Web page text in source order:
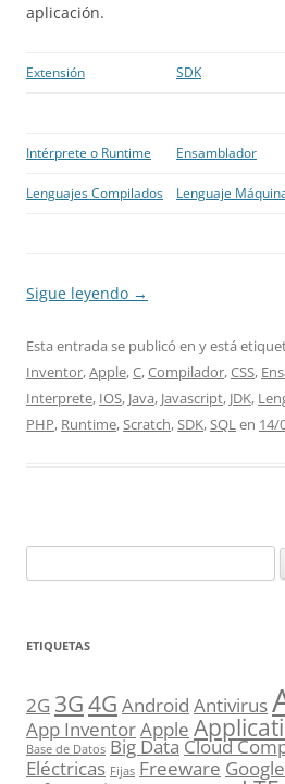
aplicación.
Extensión SDK
Intérprete o Runtime Ensamblador
Lenguajes Compilados Lenguaje
Sigue leyendo →
Esta entrada se publicó en y está
Inventor,Apple,C,Compilador,CSS,
Interprete, IOS, Java, Javascript, JDK,
PHP, Runtime,Scratch,SDK,SQLen 14/
ETIQUETAS
2G 3G4G Android Antivirus
App InventorApple
Base de Datos Big DataCloud
Eléctricas Fijas Freeware